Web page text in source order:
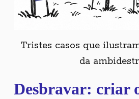
Tristes casos que
da
Desbravar: criar
All rights